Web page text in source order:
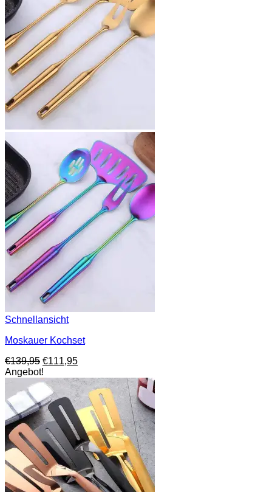
Schnellansicht
Moskauer Kochset
€139,95 Ursprünglicher
Preis
war:
€139,95
€111,95Aktueller
ist:
€111,95.
Angebot!